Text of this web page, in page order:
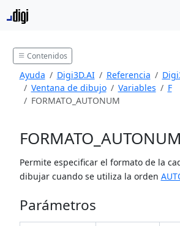
Contenidos
Ayuda Digi3D.AI Referencia
Ventana de dibujo
Variables
F
FORMATO_AUTONUM
FORMATO_AUTONUM
Permite especificar el formato de la
dibujar cuando se utiliza la orden
Parámetros